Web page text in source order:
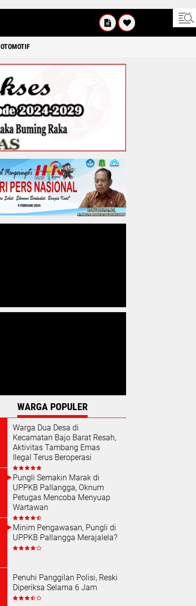
OTOMOTIF
WARGA POPULER
Warga Dua Desa di
Kecamatan Bajo Barat Resah,
Aktivitas Tambang Emas
Ilegal Terus Beroperasi
Pungli Semakin Marak di
UPPKB Pallangga, Oknum
Petugas Mencoba Menyuap
Wartawan
Minim Pengawasan, Pungli di
UPPKB Pallangga Merajalela?
Penuhi Panggilan Polisi, Reski
Diperiksa Selama 6 Jam